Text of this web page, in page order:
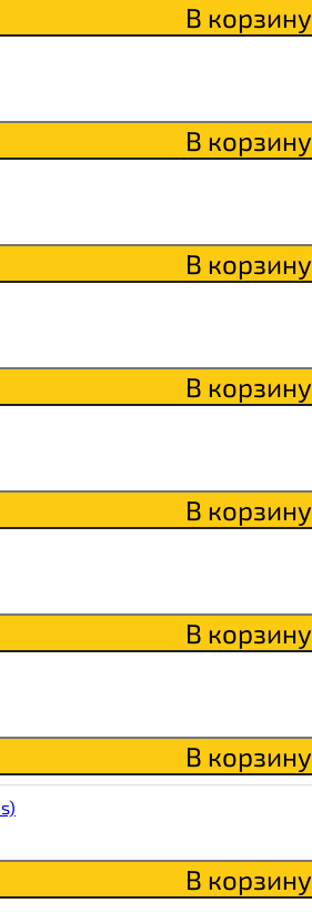
В корзину
В корзину
В корзину
В корзину
В корзину
В корзину
В корзину
В корзину